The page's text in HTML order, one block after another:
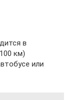
в
км)
или